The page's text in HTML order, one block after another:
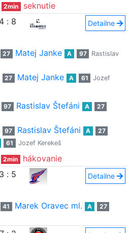
2min
seknutie
4 : 8 Detailne
27 Matej Janke A 97
Rastislav
27 Matej Janke A 61
Jozef
97 Rastislav Štefáni A
27
97 Rastislav Štefáni A
27
61 Jozef Kerekeš
2min
hákovanie
3 : 5 Detailne
41 Marek Oravec ml. A
27